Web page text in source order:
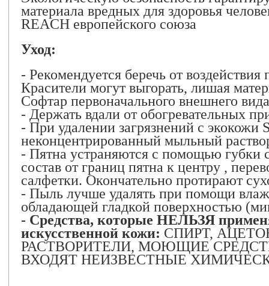
материала вредных для здоровья
REACH европейского союза
Уход:
- Рекомендуется беречь от
Красители могут выгорать, лишая
Софтар первоначального внешнего
- Держать вдали от обогревательных
- При удалении загрязнений с экокожи
неконцентрированный мыльный
- Пятна устраняются с помощью губки
состав от границ пятна к центру ,
салфетки. Окончательно протирают
- Пыль лучше удалять при помощи
обладающей гладкой поверхностью
- Средства, которые НЕЛЬЗЯ
искусственной кожи: СПИРТ,
РАСТВОРИТЕЛИ, МОЮЩИЕ
ВХОДЯТ НЕИЗВЕСТНЫЕ